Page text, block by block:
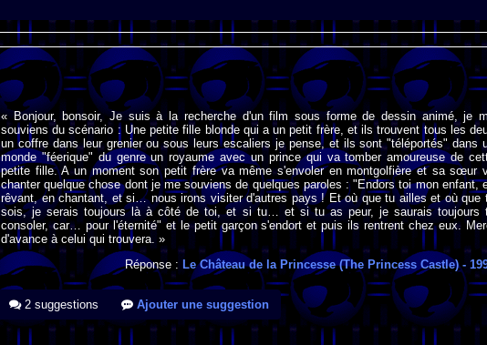
« Bonjour, bonsoir, Je suis à la recherche d'un film sous forme de dessin animé, je
souviens du scénario : Une petite fille blonde qui a un petit frère, et ils trouvent tous les
un coffre dans leur grenier ou sous leurs escaliers je pense, et ils sont "téléportés" dans
monde "féerique" du genre un royaume avec un prince qui va tomber amoureuse de
petite fille. A un moment son petit frère va même s'envoler en montgolfière et sa sœur
chanter quelque chose dont je me souviens de quelques paroles : "Endors toi mon enfant,
rêvant, en chantant, et si… nous irons visiter d'autres pays ! Et où que tu ailles et où que
sois, je serais toujours là à côté de toi, et si tu… et si tu as peur, je saurais toujours
consoler, car… pour l'éternité" et le petit garçon s'endort et puis ils rentrent chez eux.
d'avance à celui qui trouvera. »
Réponse : Le Château de la Princesse (The Princess Castle)-
2 suggestions Ajouter une suggestion